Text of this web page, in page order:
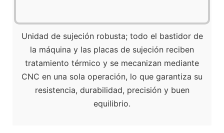
Unidad de sujeción robusta; todo el bastidor de
la máquina y las placas de sujeción reciben
tratamiento térmico y se mecanizan mediante
CNC en una sola operación, lo que garantiza su
resistencia, durabilidad, precisión y buen
equilibrio.